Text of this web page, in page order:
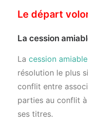
Le départ
La cession
La cession amiable
résolution le plus
conflit entre
parties au conflit
ses titres.